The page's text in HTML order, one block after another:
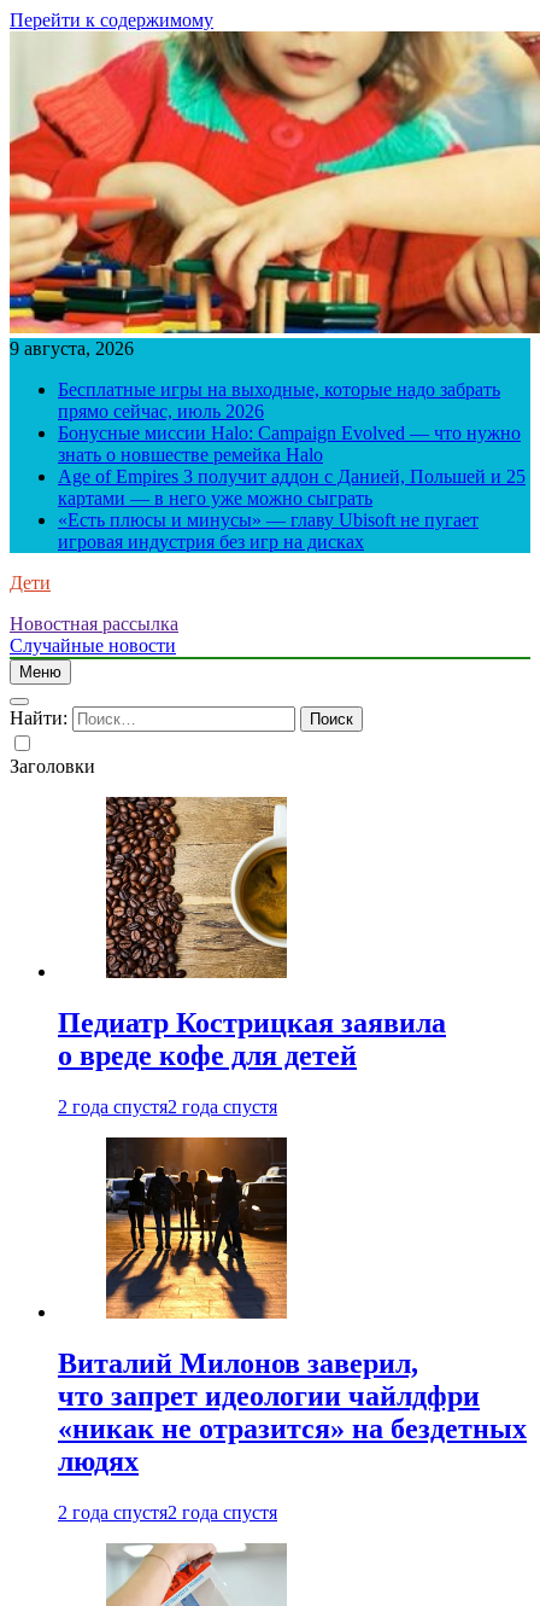
Перейти к содержимому
9 августа, 2026
Бесплатные игры на выходные, которые надо забрать
прямо сейчас, июль 2026
Бонусные миссии Halo: Campaign Evolved — что нужно
знать о новшестве ремейка Halo
Age of Empires 3 получит аддон с Данией, Польшей и 25
картами — в него уже можно сыграть
«Есть плюсы и минусы» — главу Ubisoft не пугает
игровая индустрия без игр на дисках
Дети
Новостная рассылка
Случайные новости
Меню
Найти:
Заголовки
Педиатр Кострицкая заявила
о вреде кофе для детей
2 года спустя2 года спустя
Виталий Милонов заверил,
что запрет идеологии чайлдфри
«никак не отразится» на бездетных
людях
2 года спустя2 года спустя